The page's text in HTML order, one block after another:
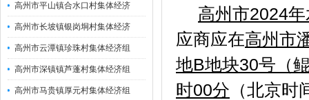
高州市平山镇合水口村集体经济
高州市长坡镇银岗垌村集体经济
高州市云潭镇珍珠村集体经济组
高州市深镇镇芦蓬村集体经济组
高州市马贵镇厚元村集体经济组
高州市2024
应商应在高州市
地B地块30号（
时00分 （北京